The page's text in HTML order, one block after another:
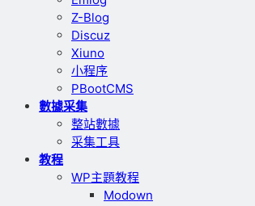
Z-Blog
Discuz
Xiuno
小程序
PBootCMS
數據采集
整站數據
采集工具
教程
WP主題教程
Modown